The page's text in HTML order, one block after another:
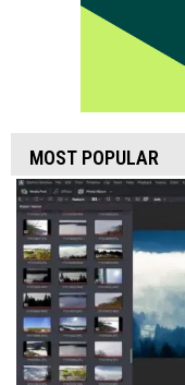
MOST POPULAR